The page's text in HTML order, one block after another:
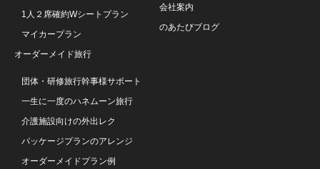
1人２席確約Wシートプラン
マイカープラン
オーダーメイド旅行
団体・研修旅行幹事様サポート
一生に一度のハネムーン旅行
介護施設向けの外出レク
パッケージプランのアレンジ
オーダーメイドプラン例
会社案内
のあたびブログ